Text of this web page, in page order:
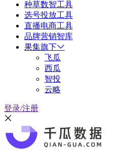
种草数智工具
选号投放工具
直播电商工具
品牌营销智库
果集旗下
飞瓜
西瓜
智投
云略
登录/注册